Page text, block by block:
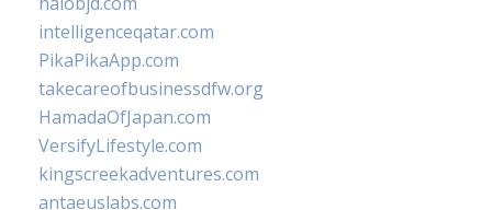
intelligenceqatar.com
PikaPikaApp.com
takecareofbusinessdfw.org
HamadaOfJapan.com
VersifyLifestyle.com
kingscreekadventures.com
antaeuslabs.com